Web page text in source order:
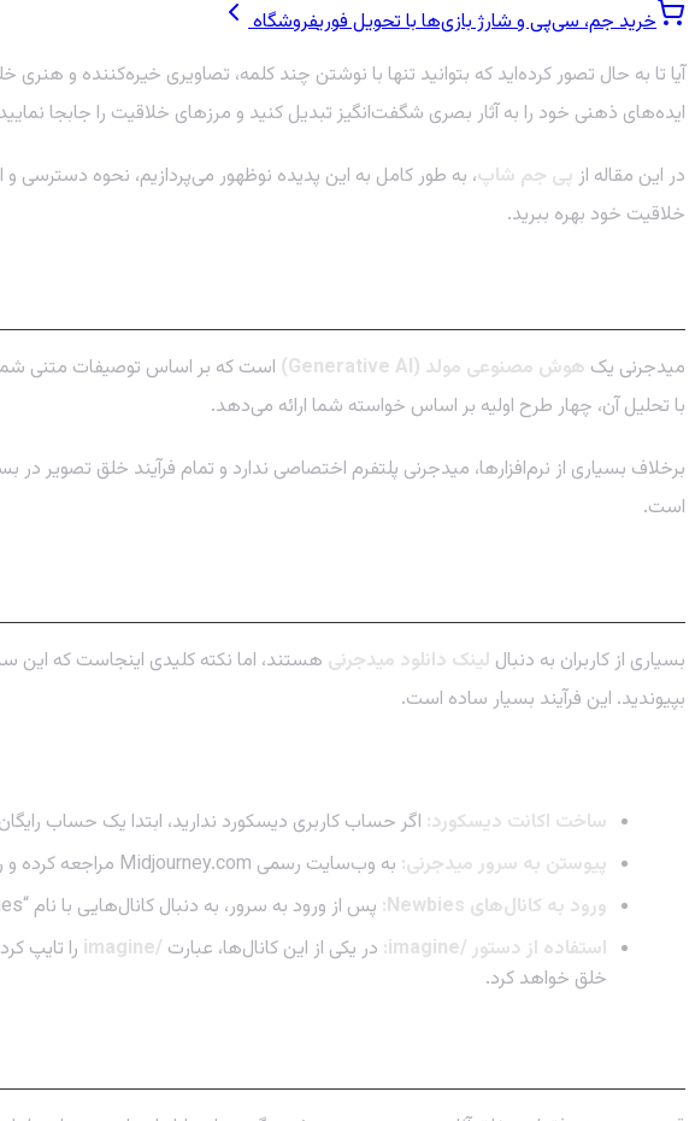
خرید جم، سی‌پی و شارژ بازی‌ها با تحویل فوریفروشگاه
ایده‌های ذهنی خود را به آثار بصری شگفت‌انگیز تبدیل کنید و مرزهای خلاقیت را جابجا
در این مقاله از پی جم شاپ، به طور کامل به این پدیده نوظهور می‌پردازیم، نحوه دسترسی
خلاقیت خود بهره ببرید.
میدجرنی یک هوش مصنوعی مولد (Generative AI)
با تحلیل آن، چهار طرح اولیه بر اساس خواسته شما ارائه می‌دهد.
برخلاف بسیاری از نرم‌افزارها، میدجرنی پلتفرم اختصاصی ندارد و تمام فرآیند خلق تصویر
است.
بسیاری از کاربران به دنبال لینک دانلود میدجرنی هستند، اما نکته کلیدی اینجاست که این
بپیوندید. این فرآیند بسیار ساده است.
ساخت اکانت دیسکورد: اگر حساب کاربری دیسکورد ندارید، ابتدا یک حساب
پیوستن به سرور میدجرنی: به وب‌سایت رسمی Midjourney.com مراجعه کرده و روی گزینه “Join the Beta” کلیک کنید تا دعوت‌نامه پیوستن به سرور دیسکورد برای شما ارسال شود.
ورود به کانال‌های Newbies:
پس از ورود به سرور، به دنبال کانال‌هایی با نام “newbies” یا “getting-started” بگردید. این کانال‌ها برای کاربران جدید طراحی شده‌اند.
استفاده از دستور /imagine:
در یکی از این کانال‌ها، عبارت /imagine
خلق خواهد کرد.